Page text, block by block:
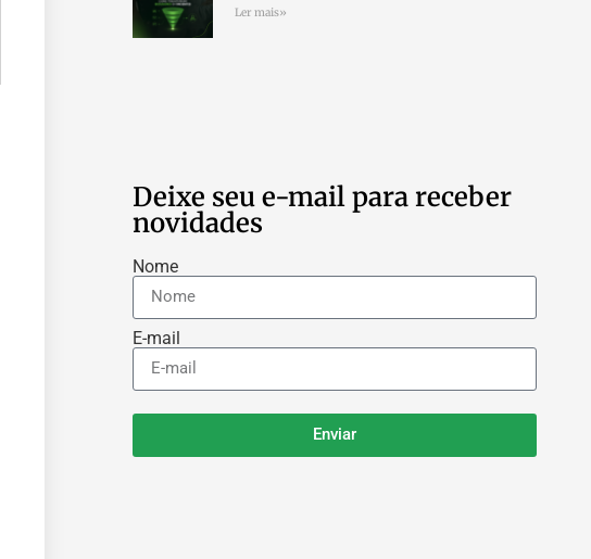
Ler mais»
Deixe seu e-mail para receber
novidades
Nome
E-mail
Enviar